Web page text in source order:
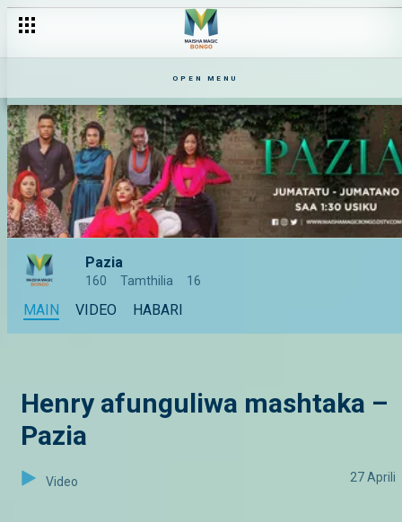
OPEN MENU
Pazia
160 Tamthilia 16
MAIN VIDEO HABARI
Henry afunguliwa mashtaka –
Pazia
Video 27 Aprili